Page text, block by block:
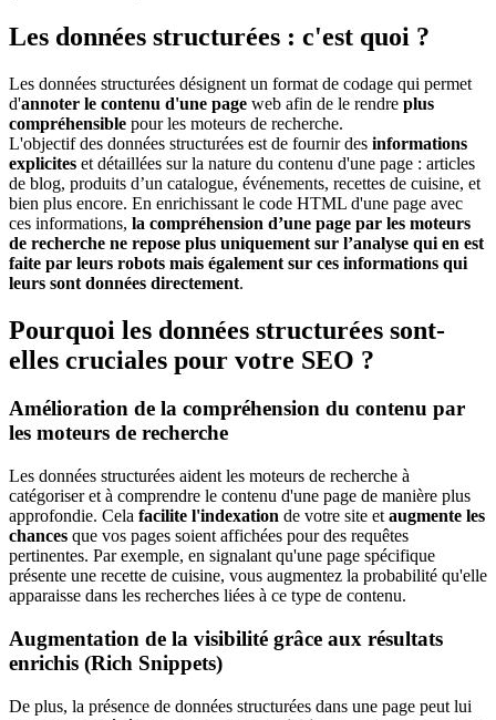
Les données structurées : c'est quoi ?
Les données structurées désignent un format de codage qui permet
d'annoter le contenu d'une page web afin de le rendre plus
compréhensible pour les moteurs de recherche.
L'objectif des données structurées est de fournir des informations
explicites et détaillées sur la nature du contenu d'une page : articles
de blog, produits d’un catalogue, événements, recettes de cuisine, et
bien plus encore. En enrichissant le code HTML d'une page avec
ces informations, la compréhension d’une page par les moteurs
de recherche ne repose plus uniquement sur l’analyse qui en est
faite par leurs robots mais également sur ces informations qui
leurs sont données directement.
Pourquoi les données structurées sont-
elles cruciales pour votre SEO ?
Amélioration de la compréhension du contenu par
les moteurs de recherche
Les données structurées aident les moteurs de recherche à
catégoriser et à comprendre le contenu d'une page de manière plus
approfondie. Cela facilite l'indexation de votre site et augmente les
chances que vos pages soient affichées pour des requêtes
pertinentes. Par exemple, en signalant qu'une page spécifique
présente une recette de cuisine, vous augmentez la probabilité qu'elle
apparaisse dans les recherches liées à ce type de contenu.
Augmentation de la visibilité grâce aux résultats
enrichis (Rich Snippets)
De plus, la présence de données structurées dans une page peut lui